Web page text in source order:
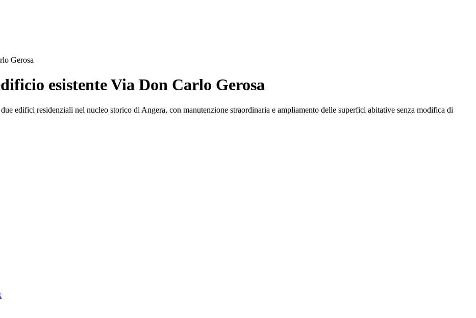
Gerosa
esistente Via Don Carlo Gerosa
edifici residenziali nel nucleo storico di Angera, con manutenzione straordinaria e ampliamento delle superfici abitative senza modifica di